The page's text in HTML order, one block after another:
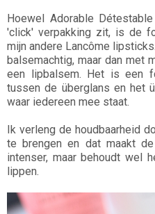
Hoewel Adorable
'click' verpakking zit, is de
mijn andere Lancôme
balsemachtig, maar dan met
een lipbalsem. Het is een
tussen de überglans en het
waar iedereen mee staat.
Ik verleng de houdbaarheid
te brengen en dat maakt
intenser, maar behoudt wel
lippen.